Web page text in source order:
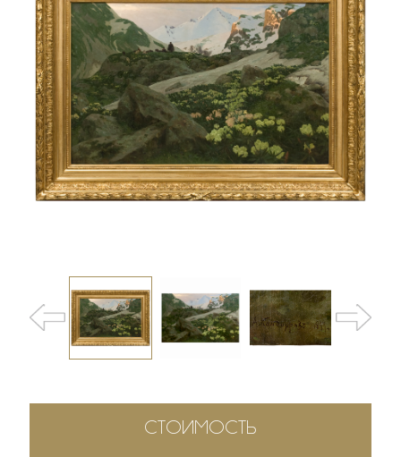
СТОИМОСТЬ